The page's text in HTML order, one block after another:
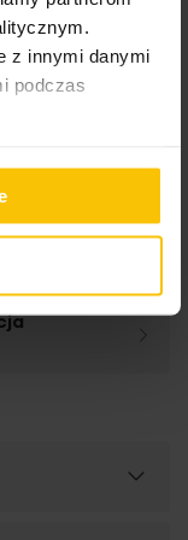
z innymi danymi
podczas